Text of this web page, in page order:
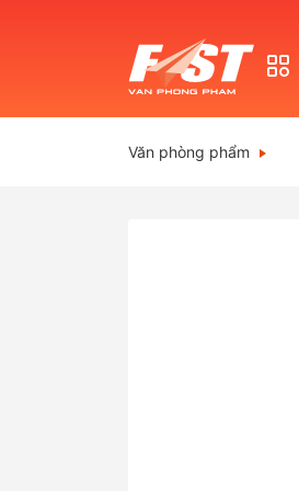
Văn phòng phẩm